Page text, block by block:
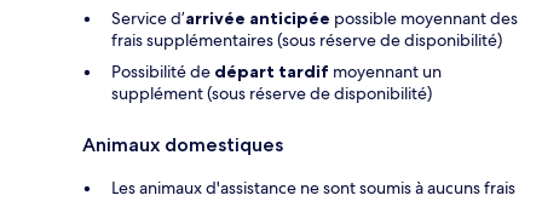
Service d’arrivée anticipée possible moyennant des
frais supplémentaires (sous réserve de disponibilité)
Possibilité de départ tardif moyennant un
supplément (sous réserve de disponibilité)
Animaux domestiques
Les animaux d'assistance ne sont soumis à aucuns frais